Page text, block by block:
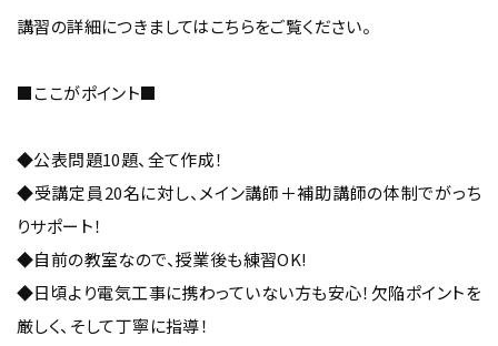
講習の詳細につきましてはこちらをご覧ください。
■ここがポイント■
◆公表問題10題、全て作成！
◆受講定員20名に対し、メイン講師＋補助講師の体制でがっち
りサポート！
◆自前の教室なので、授業後も練習OK!
◆日頃より電気工事に携わっていない方も安心！欠陥ポイントを
厳しく、そして丁寧に指導！